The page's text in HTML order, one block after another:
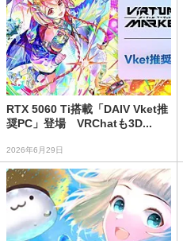
RTX 5060 Ti搭載「DAIV Vket推
奨PC」登場 VRChatも3D...
2026年6月29日